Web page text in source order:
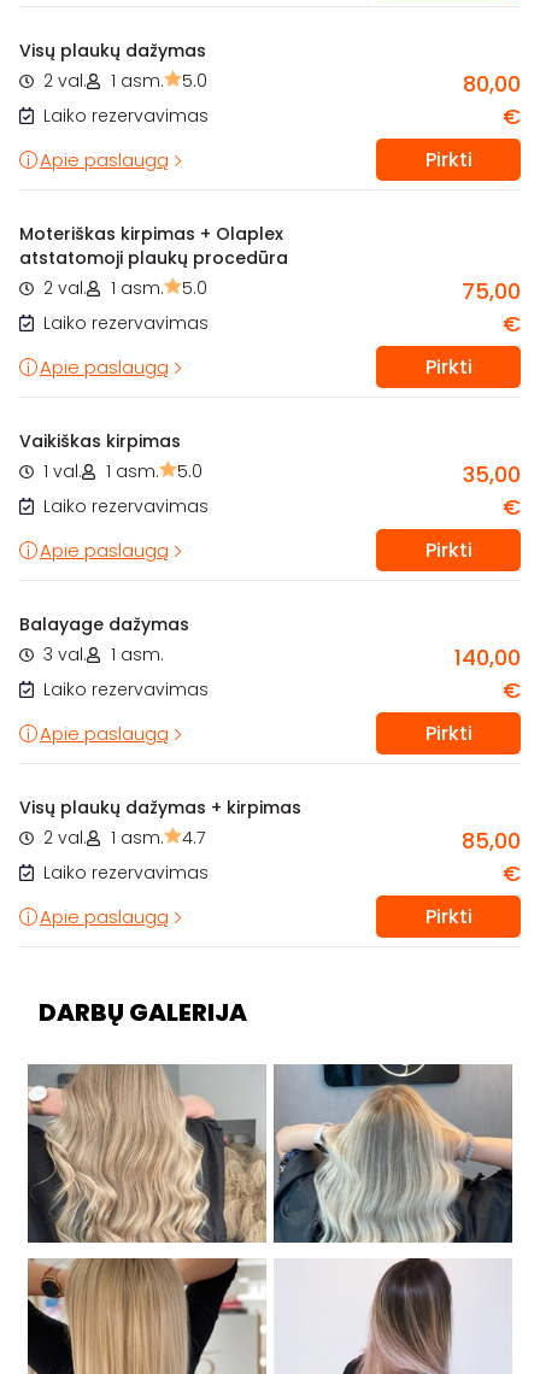
Visų plaukų dažymas
2 val.
1 asm.
5.0
Laiko rezervavimas
80,00
€
Apie paslaugą Pirkti
Moteriškas kirpimas + Olaplex
atstatomoji plaukų procedūra
2 val.
1 asm.
5.0
Laiko rezervavimas
75,00
€
Apie paslaugą Pirkti
Vaikiškas kirpimas
1 val.
1 asm.
5.0
Laiko rezervavimas
35,00
€
Apie paslaugą Pirkti
Balayage dažymas
3 val.
1 asm.
Laiko rezervavimas
140,00
€
Apie paslaugą Pirkti
Visų plaukų dažymas + kirpimas
2 val.
1 asm.
4.7
Laiko rezervavimas
85,00
€
Apie paslaugą Pirkti
DARBŲ GALERIJA